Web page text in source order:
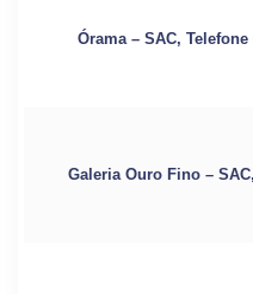
Órama – SAC,
Galeria Ouro Fino –